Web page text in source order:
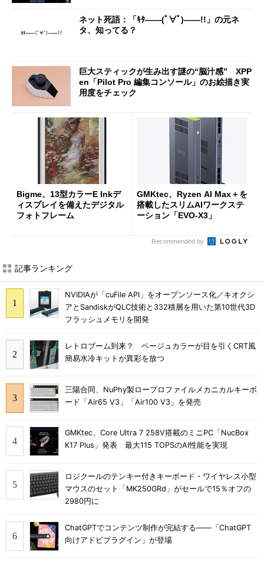
ネット死語：「ｷﾀ――(ﾟ∀ﾟ)――!!」の元ネ
タ、知ってる？
巨大スティックが生み出す謎の“脳汁感” XPP
en「Pilot Pro 編集コンソール」のお絵描き実
用度をチェック
Bigme、13型カラーE Inkデ
ィスプレイを備えたデジタル
フォトフレーム
GMKtec、Ryzen AI Max＋を
搭載したスリムAIワークステ
ーション「EVO-X3」
Recommended by
記事ランキング
NVIDIAが「cuFile API」をオープンソース化／キオクシ
アとSandiskがQLC技術と332積層を用いた第10世代3D
フラッシュメモリを開発
レトロブーム到来？ ベージュカラーが目を引くCRT風
簡易水冷キットが異彩を放つ
三陽合同、NuPhy製ロープロファイルメカニカルキーボ
ード「Air65 V3」「Air100 V3」を発売
GMKtec、Core Ultra 7 258V搭載のミニPC「NucBox
K17 Plus」発表 最大115 TOPSのAI性能を実現
ロジクールのテンキー付きキーボード・ワイヤレス小型
マウスのセット「MK250GRd」がセールで15％オフの
2980円に
ChatGPTでコンテンツ制作が完結する――「ChatGPT
向けアドビプラグイン」が登場